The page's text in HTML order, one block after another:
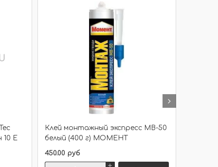
10 Е
Клей монтажный экспресс МВ-50
белый (400 г) МОМЕНТ
450.00 руб